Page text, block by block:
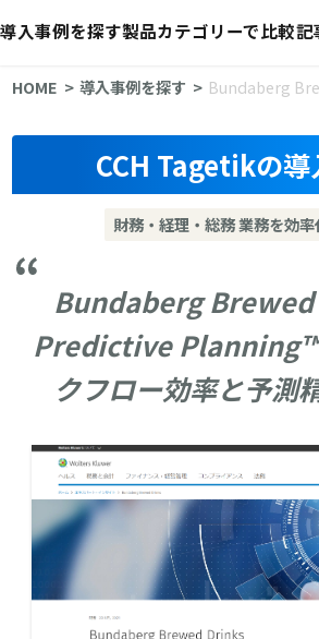
導入事例を探す製品カテゴリーで比較記
HOME 導入事例を探す Bundaberg
CCH Tagetikの導
財務・経理・総務 業務を効
Bundaberg
Predictive Planning™
クフロー効率と予測